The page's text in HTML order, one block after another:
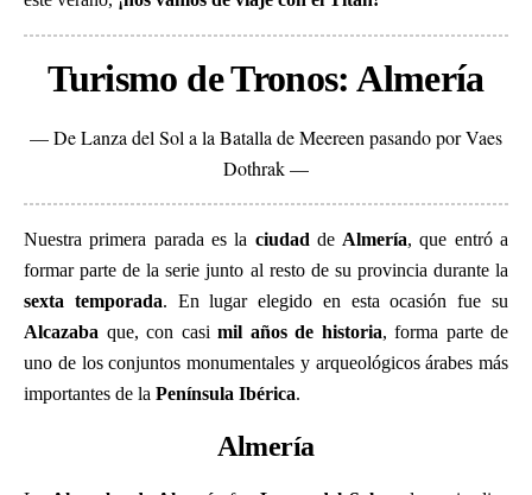
Turismo de Tronos: Almería
— De Lanza del Sol a la Batalla de Meereen pasando por Vaes
Dothrak —
Nuestra primera parada es la ciudad de Almería, que entró a
formar parte de la serie junto al resto de su provincia durante la
sexta temporada. En lugar elegido en esta ocasión fue su
Alcazaba que, con casi mil años de historia, forma parte de
uno de los conjuntos monumentales y arqueológicos árabes más
importantes de la Península Ibérica.
Almería